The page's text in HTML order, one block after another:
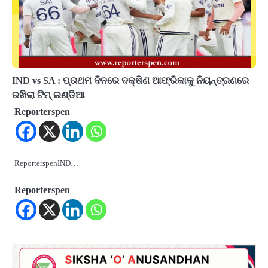
IND vs SA : ପ୍ରଥମ ଦିନରେ ଦକ୍ଷିଣ ଆଫ୍ରିକାକୁ ନିୟନ୍ତ୍ରଣରେ
ରଖିଲା ଟିମ୍ ଇଣ୍ଡିଆ
Reporterspen
ReporterspenIND…
Reporterspen